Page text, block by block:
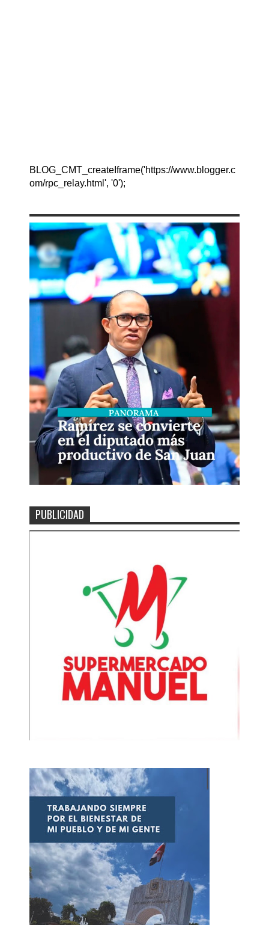
BLOG_CMT_createIframe('https://www.blogger.c
om/rpc_relay.html', '0');
PUBLICIDAD